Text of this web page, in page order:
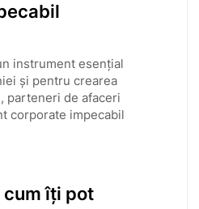
instrument esențial
și pentru crearea
parteneri de afaceri
corporate impecabil
cum îți pot